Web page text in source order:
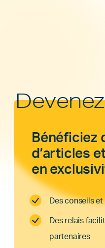
Bénéficiez
d’articles
en
Des conseils
Des relais
partenaires